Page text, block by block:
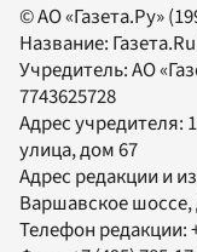
© АО «Газета.Ру»
Название: Газета.Ru
Учредитель:АО
7743625728
Адрес учредителя:
улица, дом 67
Адрес редакции и
Варшавское шоссе,
Телефон редакции: